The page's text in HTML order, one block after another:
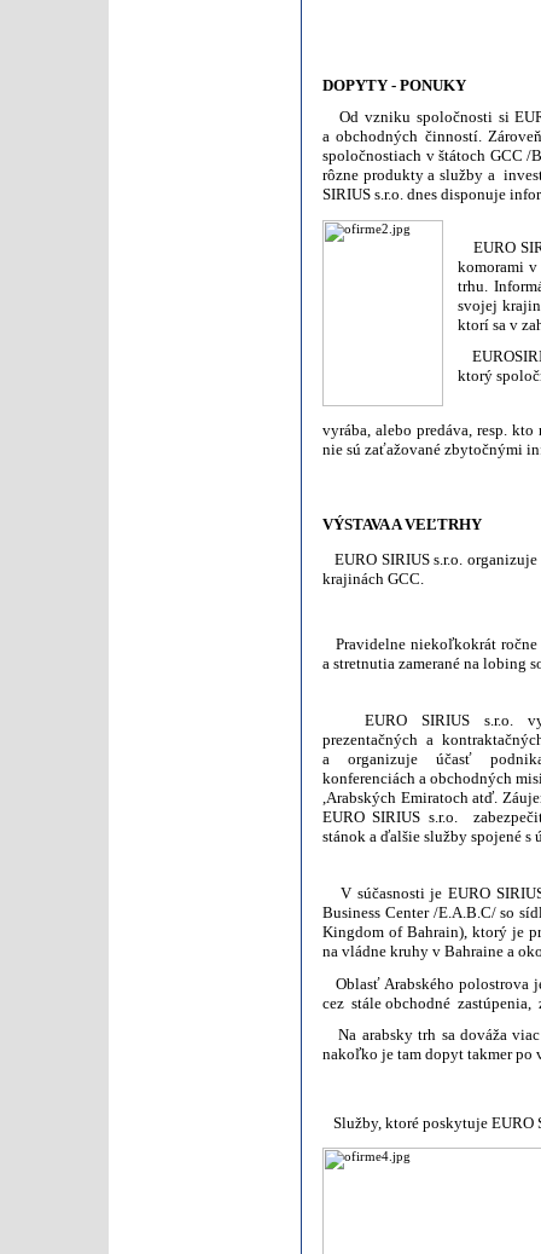
DOPYTY - PONUKY
Od vzniku spoločnosti si
a obchodných činností.
spoločnostiach v štátoch GCC /
rôzne produkty a služby a
SIRIUS s.r.o. dnes disponuje
EURO
komorami
trhu.
svojej
ktorí sa v
ktorý
vyrába, alebo predáva, resp.
nie sú zaťažované zbytočnými
VÝSTAVA A VEĽTRHY
EURO SIRIUS s.r.o.
krajinách GCC.
Pravidelne niekoľkokrát ročne
a stretnutia zamerané na lobing
EURO SIRIUS s.r.o.
prezentačných a
a organizuje účasť
konferenciách a obchodných
,Arabských Emiratoch atď.
EURO SIRIUS s.r.o.
stánok a ďalšie služby spojené s
V súčasnosti je EURO
Business Center /E.A.B.C/ so
Kingdom of Bahrain), ktorý je
na vládne kruhy v Bahraine a
Oblasť Arabského polostrova
cez stále obchodné
Na arabsky trh sa dováža
nakoľko je tam dopyt takmer po
Služby, ktoré poskytuje EURO